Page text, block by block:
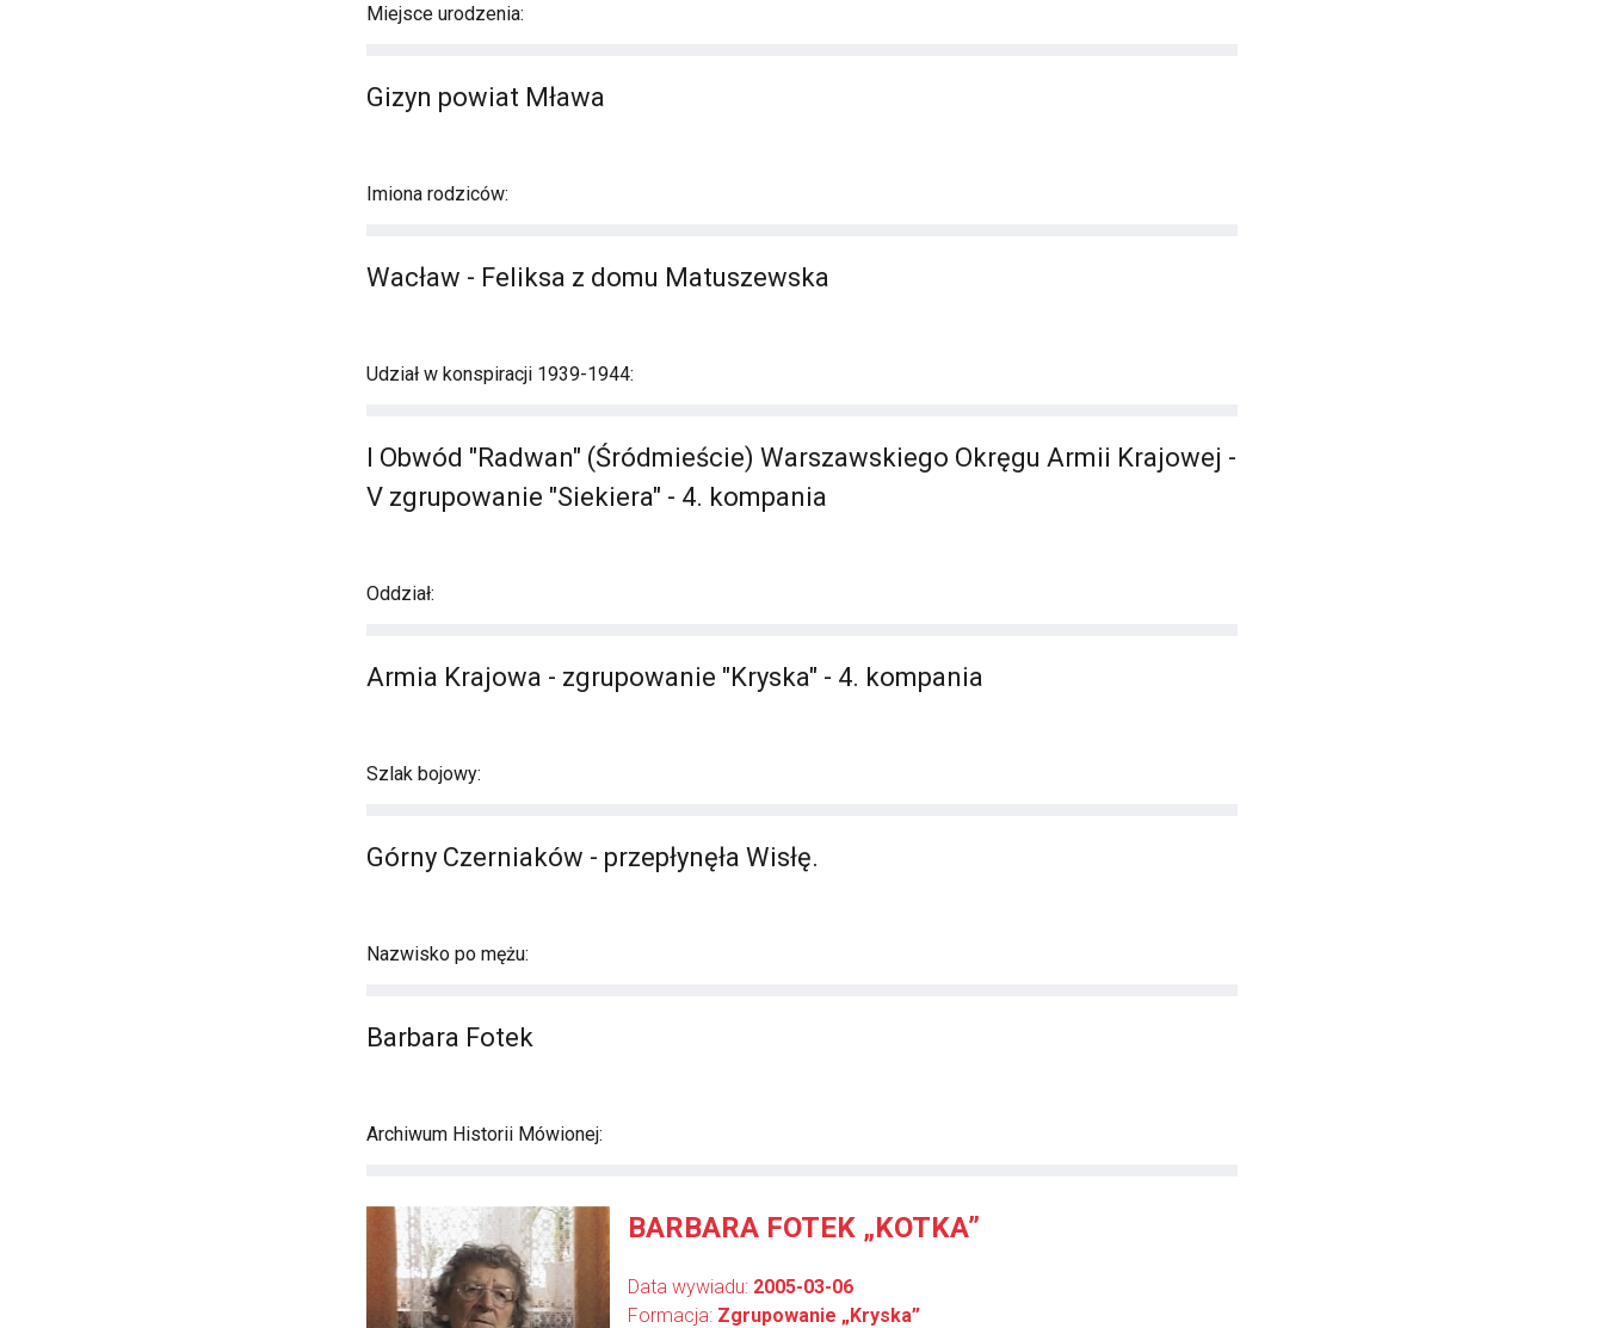
Miejsce urodzenia:
Gizyn powiat Mława
Imiona rodziców:
Wacław - Feliksa z domu Matuszewska
Udział w konspiracji 1939-1944:
I Obwód "Radwan" (Śródmieście) Warszawskiego Okręgu Armii Krajowej -
V zgrupowanie "Siekiera" - 4. kompania
Oddział:
Armia Krajowa - zgrupowanie "Kryska" - 4. kompania
Szlak bojowy:
Górny Czerniaków - przepłynęła Wisłę.
Nazwisko po mężu:
Barbara Fotek
Archiwum Historii Mówionej:
BARBARA FOTEK „KOTKA”
Data wywiadu: 2005-03-06
Formacja: Zgrupowanie „Kryska”